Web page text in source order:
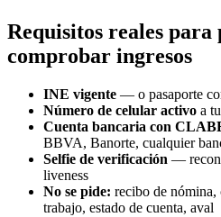
Requisitos reales para
comprobar ingresos
INE vigente — o pasaporte
Número de celular activo a
Cuenta bancaria con
BBVA, Banorte, cualquier
Selfie de verificación —
liveness
No se pide: recibo de nómina,
trabajo, estado de cuenta, aval